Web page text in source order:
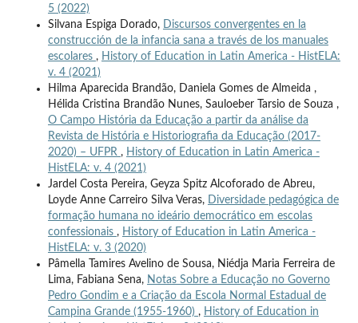
5 (2022)
Silvana Espiga Dorado, Discursos convergentes en la
construcción de la infancia sana a través de los manuales
escolares , History of Education in Latin America - HistELA:
v. 4 (2021)
Hilma Aparecida Brandão, Daniela Gomes de Almeida ,
Hélida Cristina Brandão Nunes, Sauloeber Tarsio de Souza ,
O Campo História da Educação a partir da análise da
Revista de História e Historiografia da Educação (2017-
2020) – UFPR , History of Education in Latin America -
HistELA: v. 4 (2021)
Jardel Costa Pereira, Geyza Spitz Alcoforado de Abreu,
Loyde Anne Carreiro Silva Veras, Diversidade pedagógica de
formação humana no ideário democrático em escolas
confessionais , History of Education in Latin America -
HistELA: v. 3 (2020)
Pâmella Tamires Avelino de Sousa, Niédja Maria Ferreira de
Lima, Fabiana Sena, Notas Sobre a Educação no Governo
Pedro Gondim e a Criação da Escola Normal Estadual de
Campina Grande (1955-1960) , History of Education in